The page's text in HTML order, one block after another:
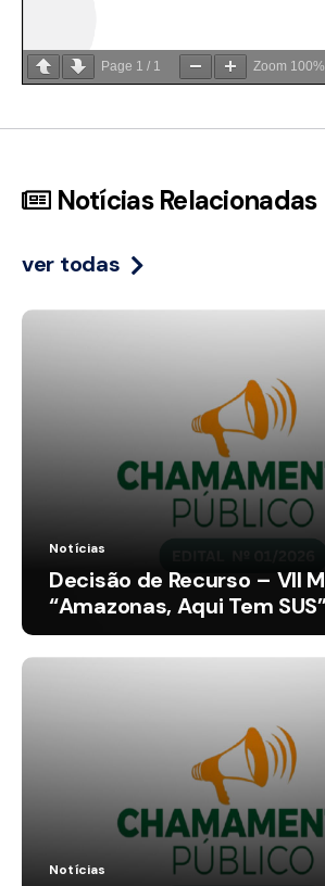
Page 1 / 1 Zoom 100%
Notícias Relacionadas
ver todas
Notícias
Decisão de Recurso – VII
“Amazonas, Aqui Tem
Notícias